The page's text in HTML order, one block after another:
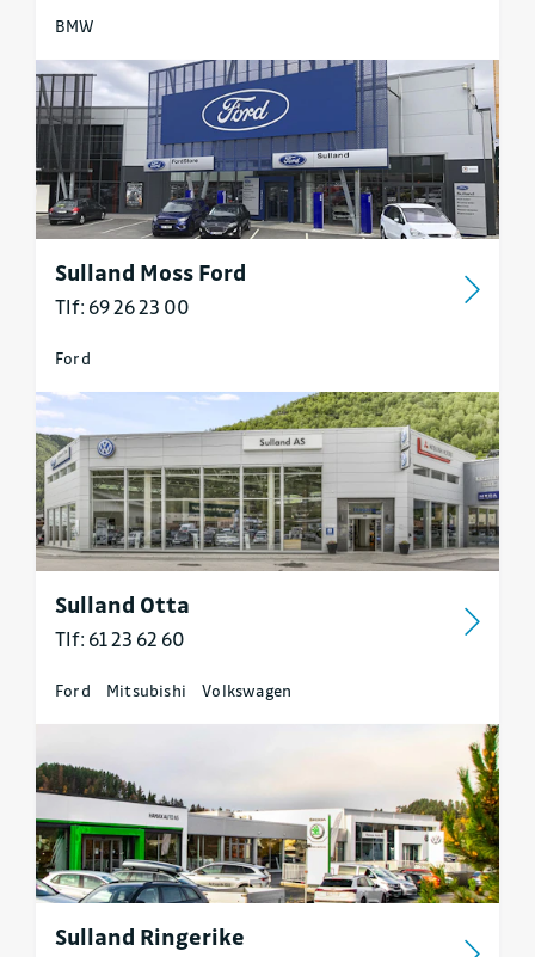
BMW
Sulland Moss Ford
Tlf: 69 26 23 00
Ford
Sulland Otta
Tlf: 61 23 62 60
Ford Mitsubishi Volkswagen
Sulland Ringerike